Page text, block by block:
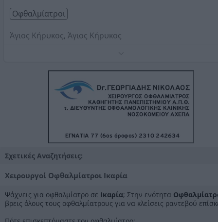
Οφθαλμίατροι
Άγιος Κήρυκος, Άγιος Κήρυκος
Πιστοποιημένος με ΕΟΠΥΥ μόνο για ηλεκτρονική
συνταγογράφηση.2275022025
Στοιχεία αναζήτησης:Οφθαλμίατροι , Ικαρία
Σχετικές Αναζητήσεις:
Χειρουργοί Οφθαλμίατροι Ικαρία
Ψάχνεις για οφθαλμίατρο σε Ικαρία; Στην ενότητα
βρεις όλους τους οφθαλμίατρους για να κλείσεις ραντεβού